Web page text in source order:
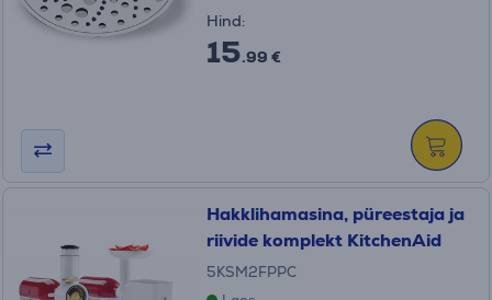
Hind:
15.99 €
Hakklihamasina, püreestaja ja
riivide komplekt KitchenAid
5KSM2FPPC